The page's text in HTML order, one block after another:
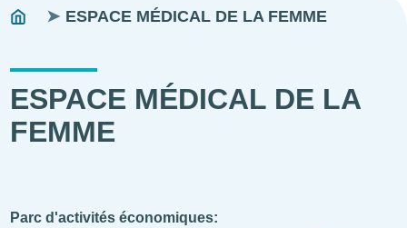
Fils
You
ESPACE MÉDICAL DE LA FEMME
ESPACE MÉDICAL DE LA
FEMME
Parc d'activités économiques